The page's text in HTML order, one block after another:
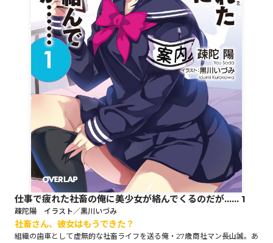
オーバーラップノベルスf
ロサージュノベルス
コミックガルド
コミッククリエ
仕事で疲れた社畜の俺に美少女が絡んでくるのだが…… 1
疎陀陽 イラスト／黒川いづみ
社畜さん、彼女はもうできた？
組織の歯車として虚無的な社畜ライフを送る俺・27歳商社マン長山誠。あ